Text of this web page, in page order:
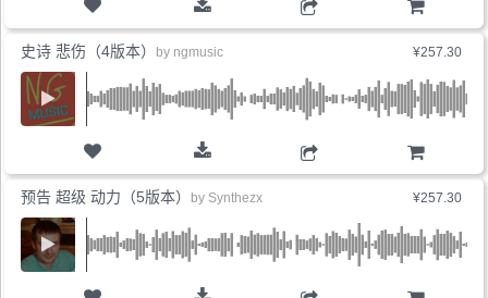
购物车
¥257.30
购物车
史诗 悲伤（4版本） by ngmusic
¥257.30
预告 超级 动力（5版本） by Synthezx